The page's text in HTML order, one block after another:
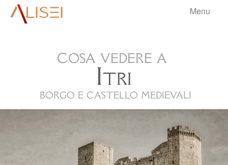
aliseri Menu
VIAGGI▼
cosa vedere a
Itri
borgo e castello medievali